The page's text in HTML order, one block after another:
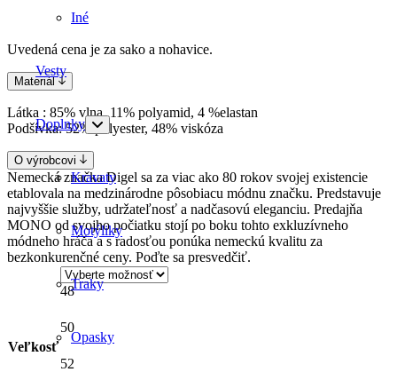
Iné
Vesty
Doplnky
Kravaty
Motýliky
Traky
Opasky
Uvedená cena je za sako a nohavice.
Materiál
Látka : 85% vlna, 11% polyamid, 4 %elastan
Podšívka:52% polyester, 48% viskóza
O výrobcovi
Nemecká značka Digel sa za viac ako 80 rokov svojej existencie
etablovala na medzinárodne pôsobiacu módnu značku. Predstavuje
najvyššie služby, udržateľnosť a nadčasovú eleganciu. Predajňa
MONO od svojho počiatku stojí po boku tohto exkluzívneho
módneho hráča a s radosťou ponúka nemeckú kvalitu za
bezkonkurenčné ceny. Poďte sa presvedčiť.
Veľkosť
48
50
52